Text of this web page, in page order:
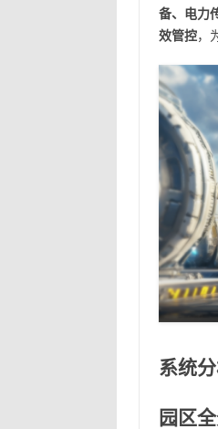
备、电力
效管控，
系统
园区